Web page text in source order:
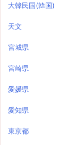
大韓民国(韓国)
天文
宮城県
宮崎県
愛媛県
愛知県
東京都